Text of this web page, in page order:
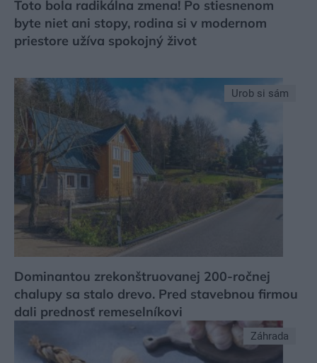
Toto bola radikálna zmena! Po stiesnenom
byte niet ani stopy, rodina si v modernom
priestore užíva spokojný život
Urob si sám
Dominantou zrekonštruovanej 200-ročnej
chalupy sa stalo drevo. Pred stavebnou firmou
dali prednosť remeselníkovi
Záhrada